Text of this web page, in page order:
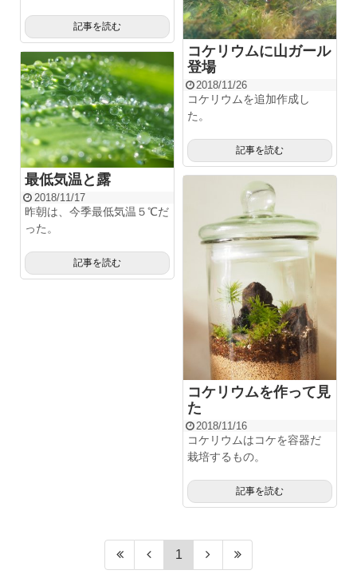
記事を読む
コケリウムに山ガール
登場
2018/11/26
コケリウムを追加作成し
た。
記事を読む
最低気温と露
2018/11/17
昨朝は、今季最低気温５℃だ
った。
記事を読む
コケリウムを作って見
た
2018/11/16
コケリウムはコケを容器だ
栽培するもの。
記事を読む
1